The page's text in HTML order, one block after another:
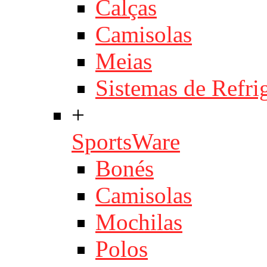
Calças
Camisolas
Meias
Sistemas de
+
SportsWare
Bonés
Camisolas
Mochilas
Polos